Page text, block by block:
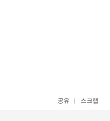
공유 스크랩